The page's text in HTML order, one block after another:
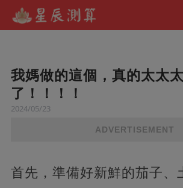
我媽做的這個，真的太太
了！！！！
2024/05/23
ADVERTISEMENT
首先，準備好新鮮的茄子、